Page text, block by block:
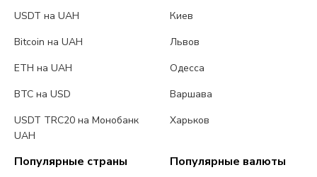
USDT на UAH
Bitcoin на UAH
ETH на UAH
BTC на USD
USDT TRC20 на Монобанк
UAH
Киев
Львов
Одесса
Варшава
Харьков
Популярные страны Популярные валюты